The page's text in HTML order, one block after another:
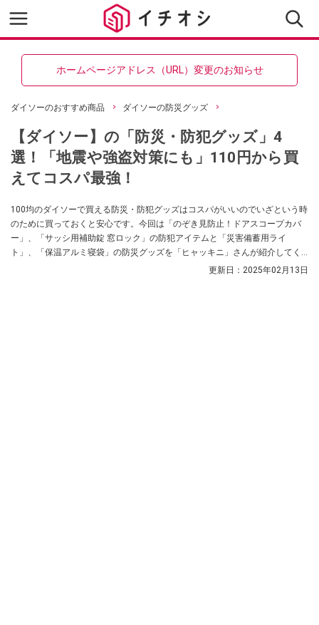
ホームページアドレス（URL）変更のお知らせ
ダイソーのおすすめ商品 ダイソーの防災グッズ
【ダイソー】の「防災・防犯グッズ」4
選！「地震や強盗対策にも」110円から買
えてコスパ最強！
100均のダイソーで買える防災・防犯グッズはコスパがいいのでいざという時
のために買っておくと安心です。今回は「のぞき見防止！ドアスコープカバ
ー」、「サッシ用補助錠 窓ロック」の防犯アイテムと「災害備蓄用ライ
ト」、「保温アルミ寝袋」の防災グッズを「ヒャッキニ」さんが紹介してく
れました。防災グッズやお家の防犯の見直しを検討している方はぜひ参考に
更新日： 2025年02月13日